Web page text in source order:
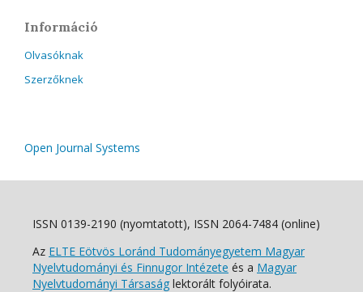
Információ
Olvasóknak
Szerzőknek
Open Journal Systems
ISSN 0139-2190 (nyomtatott), ISSN 2064-7484 (online)
Az ELTE Eötvös Loránd Tudományegyetem Magyar
Nyelvtudományi és Finnugor Intézete és a Magyar
Nyelvtudományi Társaság lektorált folyóirata.